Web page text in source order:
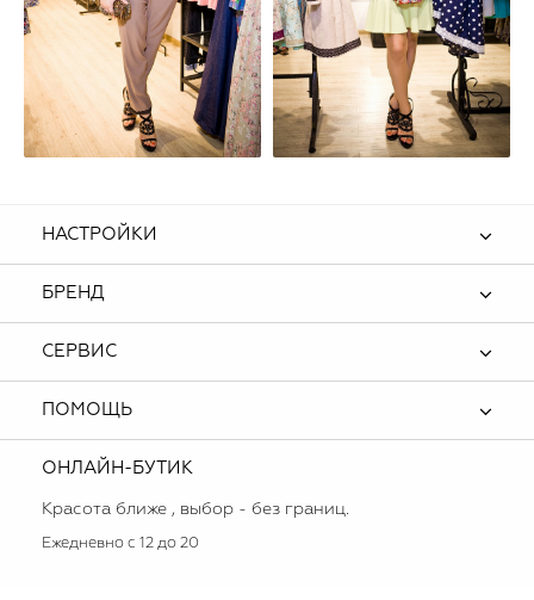
НАСТРОЙКИ
БРЕНД
СЕРВИС
ПОМОЩЬ
ОНЛАЙН-БУТИК
Красота ближе , выбор - без границ.
Ежедневно с 12 до 20